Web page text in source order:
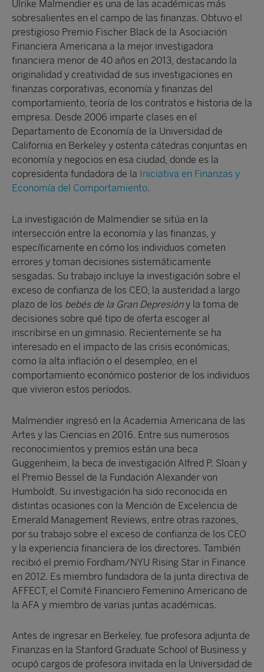
Ulrike Malmendier es una de las académicas más
sobresalientes en el campo de las finanzas. Obtuvo el
prestigioso Premio Fischer Black de la Asociación
Financiera Americana a la mejor investigadora
financiera menor de 40 años en 2013, destacando la
originalidad y creatividad de sus investigaciones en
finanzas corporativas, economía y finanzas del
comportamiento, teoría de los contratos e historia de la
empresa. Desde 2006 imparte clases en el
Departamento de Economía de la Universidad de
California en Berkeley y ostenta cátedras conjuntas en
economía y negocios en esa ciudad, donde es la
copresidenta fundadora de la Iniciativa en Finanzas y
Economía del Comportamiento.
La investigación de Malmendier se sitúa en la
intersección entre la economía y las finanzas, y
específicamente en cómo los individuos cometen
errores y toman decisiones sistemáticamente
sesgadas. Su trabajo incluye la investigación sobre el
exceso de confianza de los CEO, la austeridad a largo
plazo de los bebés de la Gran Depresióny la toma de
decisiones sobre qué tipo de oferta escoger al
inscribirse en un gimnasio. Recientemente se ha
interesado en el impacto de las crisis económicas,
como la alta inflación o el desempleo, en el
comportamiento económico posterior de los individuos
que vivieron estos períodos.
Malmendier ingresó en la Academia Americana de las
Artes y las Ciencias en 2016. Entre sus numerosos
reconocimientos y premios están una beca
Guggenheim, la beca de investigación Alfred P. Sloan y
el Premio Bessel de la Fundación Alexander von
Humboldt. Su investigación ha sido reconocida en
distintas ocasiones con la Mención de Excelencia de
Emerald Management Reviews, entre otras razones,
por su trabajo sobre el exceso de confianza de los CEO
y la experiencia financiera de los directores. También
recibió el premio Fordham/NYU Rising Star in Finance
en 2012. Es miembro fundadora de la junta directiva de
AFFECT, el Comité Financiero Femenino Americano de
la AFA y miembro de varias juntas académicas.
Antes de ingresar en Berkeley, fue profesora adjunta de
Finanzas en la Stanford Graduate School of Business y
ocupó cargos de profesora invitada en la Universidad de